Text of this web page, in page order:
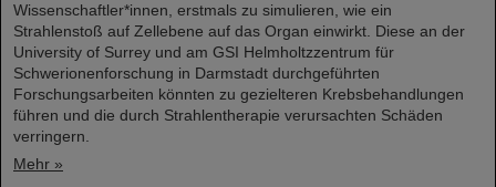
Wissenschaftler*innen, erstmals zu simulieren, wie ein
Strahlenstoß auf Zellebene auf das Organ einwirkt. Diese an der
University of Surrey und am GSI Helmholtzzentrum für
Schwerionenforschung in Darmstadt durchgeführten
Forschungsarbeiten könnten zu gezielteren Krebsbehandlungen
führen und die durch Strahlentherapie verursachten Schäden
verringern.
Mehr »